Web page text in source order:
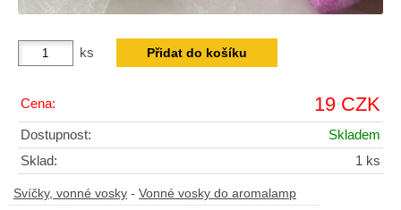
ks
Cena: 19 CZK
Dostupnost:
Skladem
Sklad:
1 ks
Svíčky, vonné vosky - Vonné vosky do aromalamp